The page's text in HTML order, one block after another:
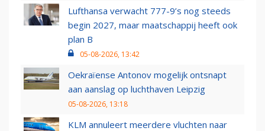
Lufthansa verwacht 777-9’s nog steeds
begin 2027, maar maatschappij heeft ook
plan B
05-08-2026, 13:42
Oekraïense Antonov mogelijk ontsnapt
aan aanslag op luchthaven Leipzig
05-08-2026, 13:18
KLM annuleert meerdere vluchten naar